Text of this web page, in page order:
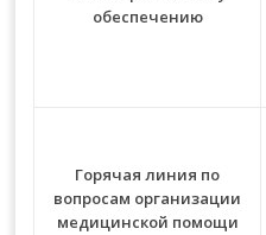
обеспечению
Горячая линия по
вопросам организации
медицинской помощи